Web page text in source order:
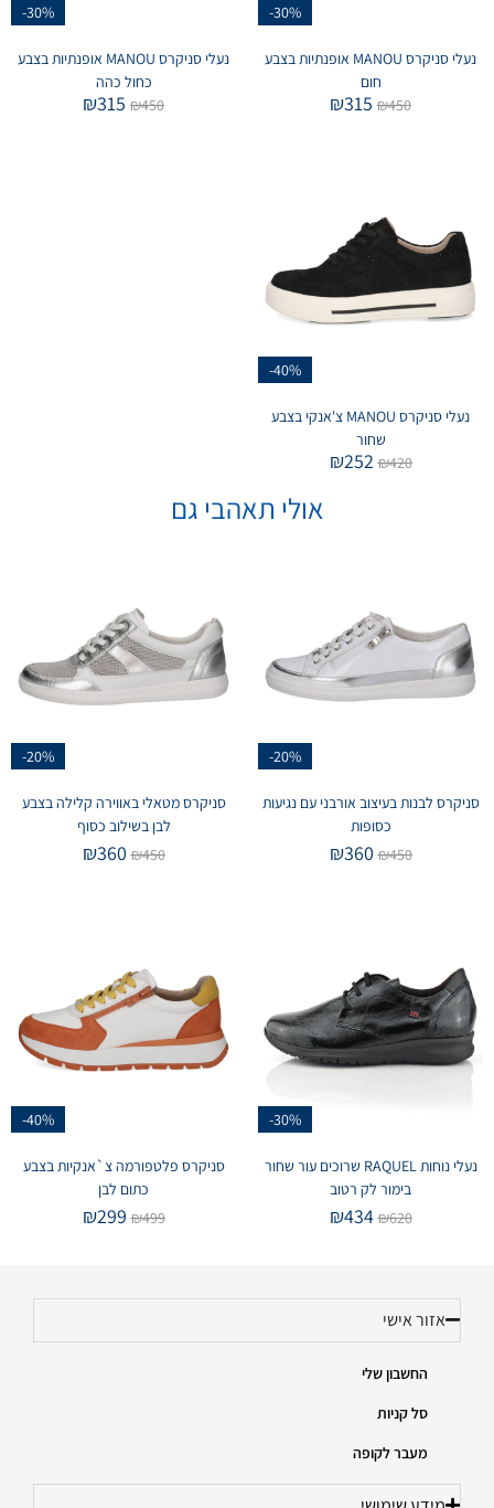
-30%
נעלי סניקרס MANOU אופנתיות בצבע
חום
₪450
₪315
-30%
נעלי סניקרס MANOU אופנתיות בצבע
כחול כהה
₪450
₪315
-40%
נעלי סניקרס MANOU צ'אנקי בצבע
שחור
₪420
₪252
אולי תאהבי גם
-20%
סניקרס לבנות בעיצוב אורבני עם נגיעות
כסופות
₪450
₪360
-20%
סניקרס מטאלי באווירה קלילה בצבע
לבן בשילוב כסוף
₪450
₪360
-30%
נעלי נוחות RAQUEL שרוכים עור שחור
בימור לק רטוב
₪620
₪434
-40%
סניקרס פלטפורמה צ`אנקיות בצבע
כתום לבן
₪499
₪299
אזור אישי
החשבון שלי
סל קניות
מעבר לקופה